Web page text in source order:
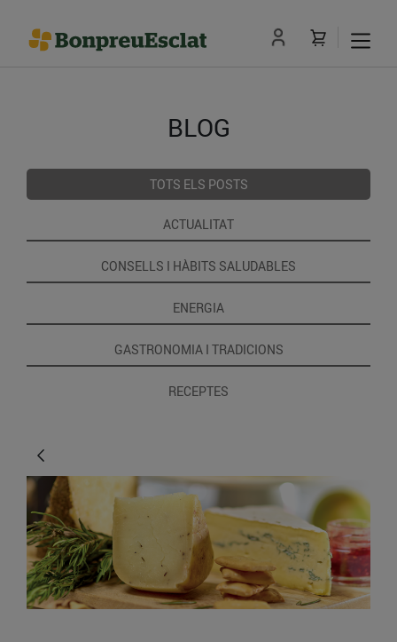
BLOG
TOTS ELS POSTS
ACTUALITAT
CONSELLS I HÀBITS SALUDABLES
ENERGIA
GASTRONOMIA I TRADICIONS
RECEPTES